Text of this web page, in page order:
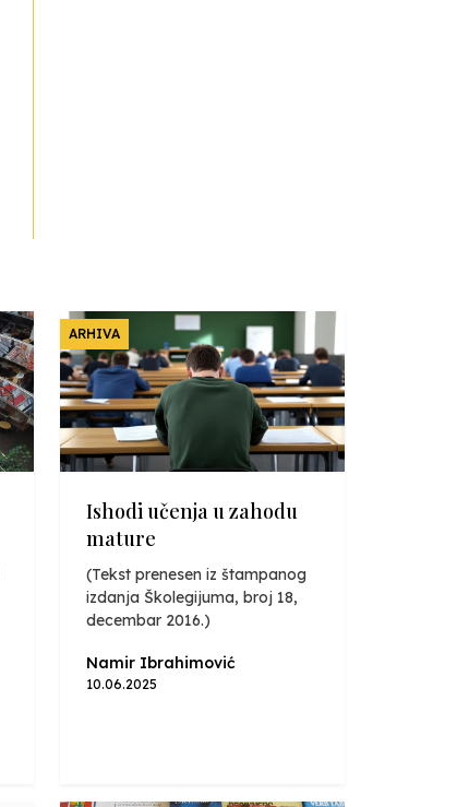
ARHIVA
Ishodi učenja u zahodu
mature
(Tekst prenesen iz štampanog
izdanja Školegijuma, broj 18,
decembar 2016.)
Namir Ibrahimović
10.06.2025